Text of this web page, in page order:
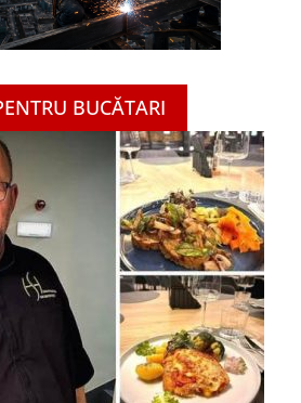
BUCĂTARI